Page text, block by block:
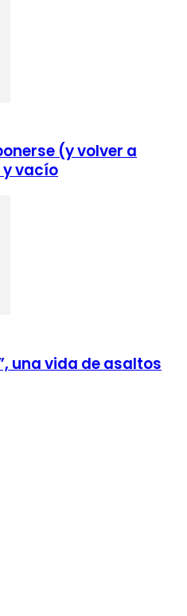
(y volver a
vacío
una vida de asaltos